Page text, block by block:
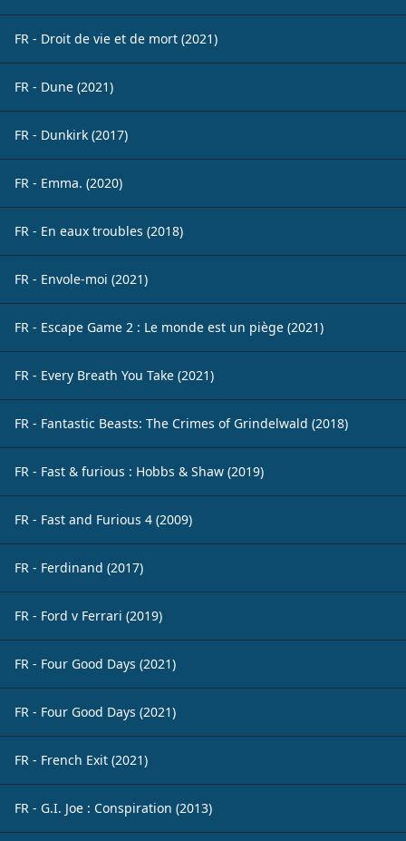
FR - Droit de vie et de mort (2021)
FR - Dune (2021)
FR - Dunkirk (2017)
FR - Emma. (2020)
FR - En eaux troubles (2018)
FR - Envole-moi (2021)
FR - Escape Game 2 : Le monde est un piège (2021)
FR - Every Breath You Take (2021)
FR - Fantastic Beasts: The Crimes of Grindelwald (2018)
FR - Fast & furious : Hobbs & Shaw (2019)
FR - Fast and Furious 4 (2009)
FR - Ferdinand (2017)
FR - Ford v Ferrari (2019)
FR - Four Good Days (2021)
FR - Four Good Days (2021)
FR - French Exit (2021)
FR - G.I. Joe : Conspiration (2013)